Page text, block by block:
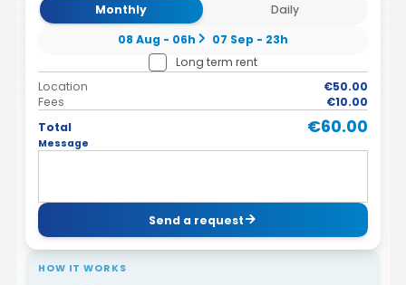
Monthly
Daily
08 Aug - 06h
07 Sep - 23h
Long term rent
Location
€50.00
Fees
€10.00
Total
€60.00
Message
Send a request
HOW IT WORKS